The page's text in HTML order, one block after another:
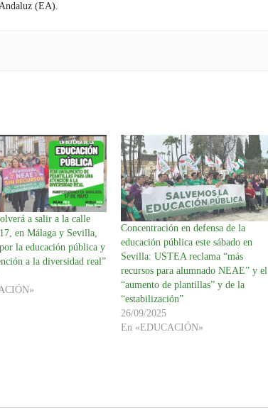
(EA).
a salir a la calle
en Málaga y Sevilla,
la educación pública y
a la diversidad real”
Concentración en defensa de la
educación pública este sábado en
Sevilla: USTEA reclama “más
recursos para alumnado NEAE” y el
“aumento de plantillas” y de la
“estabilización”
26/09/2025
En «EDUCACIÓN»